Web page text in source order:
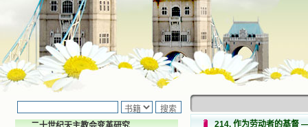
214. 作为劳动者的基督